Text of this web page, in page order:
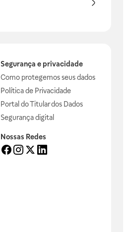
Segurança e privacidade
Como protegemos seus dados
Política de Privacidade
Portal do Titular dos Dados
Segurança digital
Nossas Redes